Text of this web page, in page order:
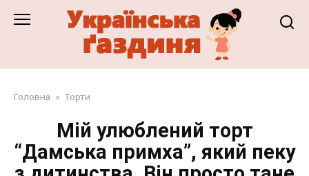
Головна » Торти
Мій улюблений торт
“Дамська примха”, який пеку